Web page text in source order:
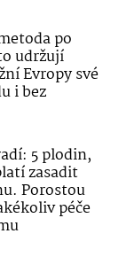
po
udržují
Evropy své
i bez
5 plodin,
zasadit
Porostou
péče